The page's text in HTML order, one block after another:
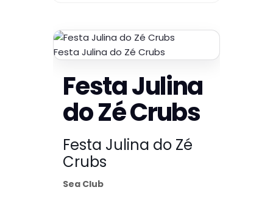
Festa Julina do Zé Crubs
Festa Julina
do Zé Crubs
Festa Julina do Zé
Crubs
Sea Club